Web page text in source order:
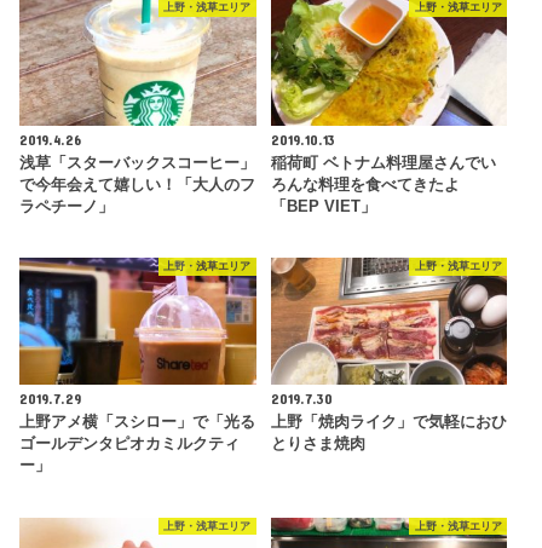
上野・浅草エリア
2019.4.26
浅草「スターバックスコーヒー」
で今年会えて嬉しい！「大人のフ
ラペチーノ」
上野・浅草エリア
2019.10.13
稲荷町 ベトナム料理屋さんでい
ろんな料理を食べてきたよ
「BEP VIET」
上野・浅草エリア
2019.7.29
上野アメ横「スシロー」で「光る
ゴールデンタピオカミルクティ
ー」
上野・浅草エリア
2019.7.30
上野「焼肉ライク」で気軽におひ
とりさま焼肉
上野・浅草エリア 上野・浅草エリア